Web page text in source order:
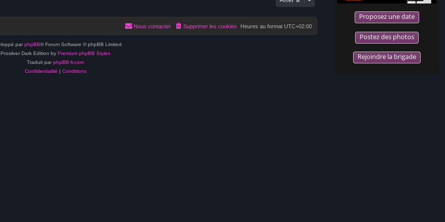
Proposez une date
Postez des photos
Rejoindre la brigade
Heures au format UTC+02:00
Supprimer les cookies
Nous contacter
par phpBB® Forum Software © phpBB Limited
Prosilver Dark Edition by Premium phpBB Styles
Traduit par phpBB-fr.com
Confidentialité
Conditions